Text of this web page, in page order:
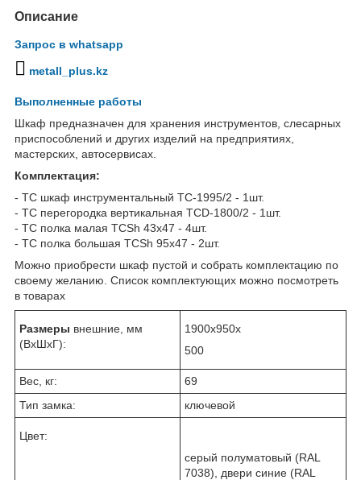
Описание
Запрос в whatsapp
metall_plus.kz
Выполненные работы
Шкаф предназначен для хранения инструментов, слесарных
приспособлений и других изделий на предприятиях,
мастерских, автосервисах.
Комплектация:
- TC шкаф инструментальный TC-1995/2 - 1шт.
- TC перегородка вертикальная TCD-1800/2 - 1шт.
- TC полка малая TCSh 43х47 - 4шт.
- TC полка большая TCSh 95х47 - 2шт.
Можно приобрести шкаф пустой и собрать комплектацию по
своему желанию. Список комплектующих можно посмотреть
в товарах
Размеры внешние, мм
(ВхШхГ):
1900x950x
500
Вес, кг:
69
Тип замка:
ключевой
Цвет:
cерый полуматовый (RAL
7038), двери синие (RAL